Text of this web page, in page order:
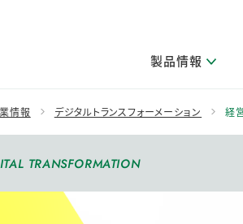
製品情報
から探す
方針・本部長メッセージ
ステナビリティ
ッセージ
スリース
2028
TRANSFORMATION
情報 デジタルトランスフォーメーション 経